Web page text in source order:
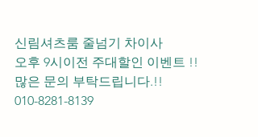
신림셔츠룸 줄넘기 차이사
오후 9시이전 주대할인 이벤트 !!
많은 문의 부탁드립니다.!!
010-8281-8139